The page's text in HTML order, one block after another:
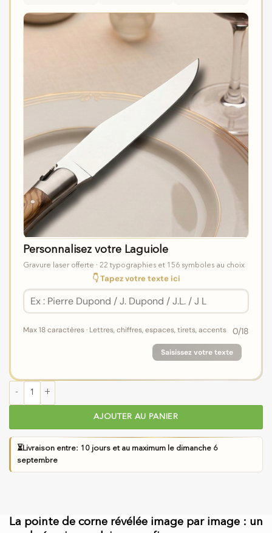
Personnalisez votre Laguiole
Gravure laser offerte · 22 typographies et 156 symboles au choix
👇 Tapez votre texte ici
Max 18 caractères · Lettres, chiffres, espaces, tirets, accents 0/18
Saisissez votre texte
quantité de Coffret Individuel 1 Couteau et 1 Fourchette de
AJOUTER AU PANIER
⏳Livraison entre: 10 jours et au maximum le dimanche 6
septembre
La pointe de corne révélée image par image : un